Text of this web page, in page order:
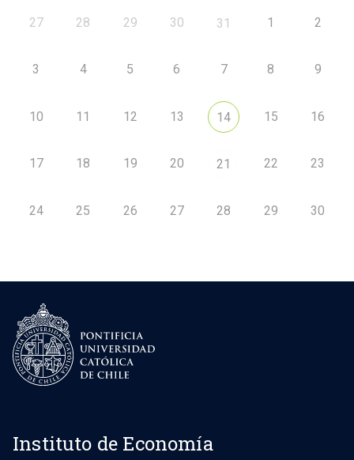
27 28 29 30 31 1 2
3 4 5 6 7 8 9
10 11 12 13 14 15 16
17 18 19 20 21 22 23
24 25 26 27 28 29 30
Instituto de Economía